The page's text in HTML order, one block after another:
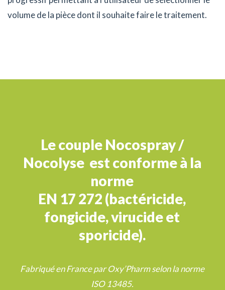
volume de la pièce dont il souhaite faire le traitement.
Le couple Nocospray /
Nocolyse est conforme à la
norme
EN 17 272 (bactéricide,
fongicide, virucide et
sporicide).
Fabriqué en France par Oxy’Pharm selon la norme
ISO 13485.